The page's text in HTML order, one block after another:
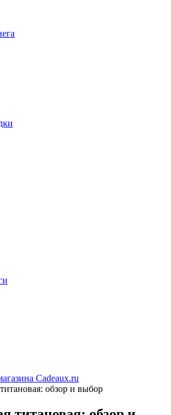
Cadeaux.ru
обзор и выбор